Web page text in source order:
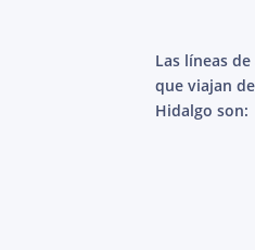
Las líneas
que viajan
Hidalgo son: